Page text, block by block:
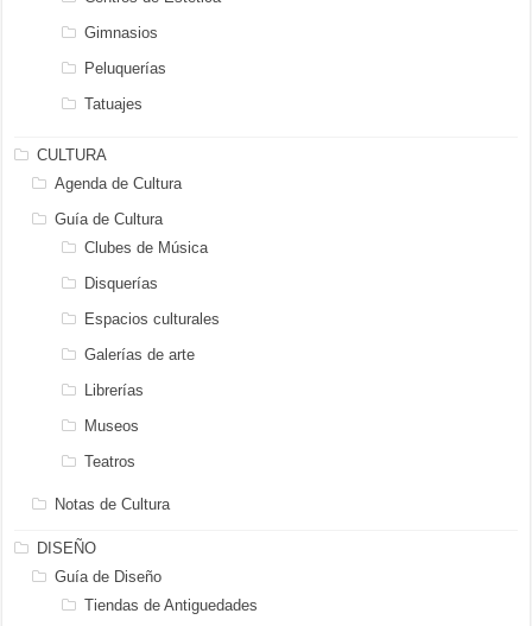
Gimnasios
Peluquerías
Tatuajes
CULTURA
Agenda de Cultura
Guía de Cultura
Clubes de Música
Disquerías
Espacios culturales
Galerías de arte
Librerías
Museos
Teatros
Notas de Cultura
DISEÑO
Guía de Diseño
Tiendas de Antiguedades